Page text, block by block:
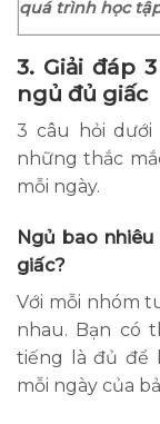
quá trình học
3. Giải đáp
ngủ đủ giấc
3 câu hỏi
những thắc
mỗi ngày.
Ngủ bao
giấc?
Với mỗi nhóm
nhau. Bạn có
tiếng là đủ để
mỗi ngày của